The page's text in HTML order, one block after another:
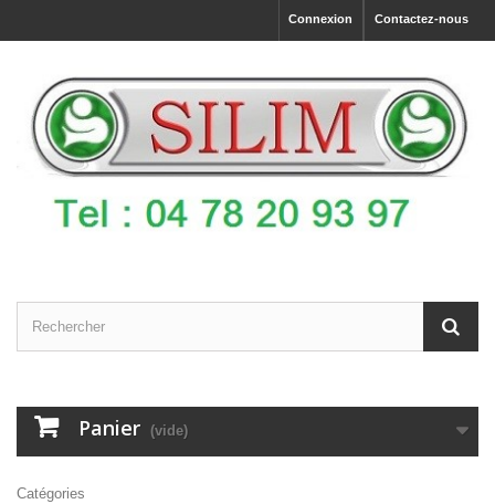
Contactez-nous
Connexion
Panier (vide)
Catégories